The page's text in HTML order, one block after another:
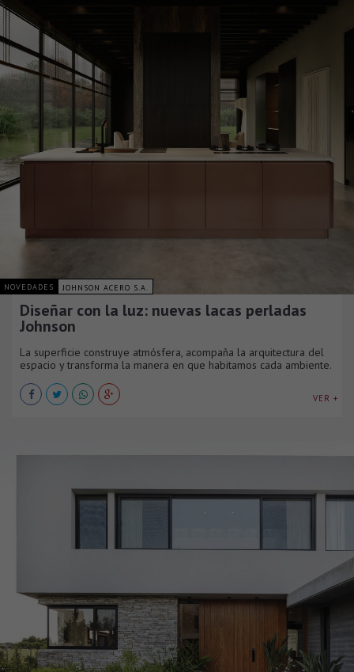
NOVEDADES JOHNSON ACERO S.A.
Diseñar con la luz: nuevas lacas perladas
Johnson
La superficie construye atmósfera, acompaña la arquitectura del
espacio y transforma la manera en que habitamos cada ambiente.
VER +